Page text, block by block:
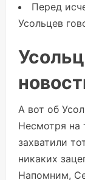
Перед
Усольцев
А вот об
Несмотря на
захватили
никаких
Напомним,